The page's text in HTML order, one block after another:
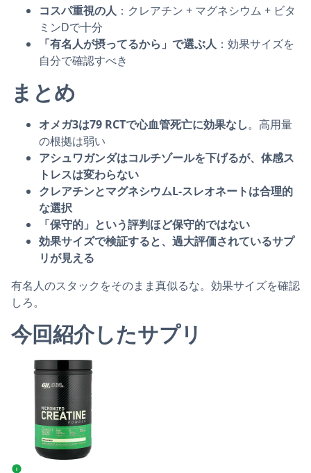
コスパ重視の人 ：クレアチン + マグネシウム + ビタ
ミンDで十分
「有名人が摂ってるから」で選ぶ人 ：効果サイズを
自分で確認すべき
まとめ
オメガ3は79 RCTで心血管死亡に効果なし。高用量
の根拠は弱い
アシュワガンダはコルチゾールを下げるが、体感ス
トレスは変わらない
クレアチンとマグネシウムL-スレオネートは合理的
な選択
「保守的」という評判ほど保守的ではない
効果サイズで検証すると、過大評価されているサプ
リが見える
有名人のスタックをそのまま真似るな。効果サイズを確認
しろ。
今回紹介したサプリ
Optimum Nutrition マイクロナイズド・クレアチンパウダ
i